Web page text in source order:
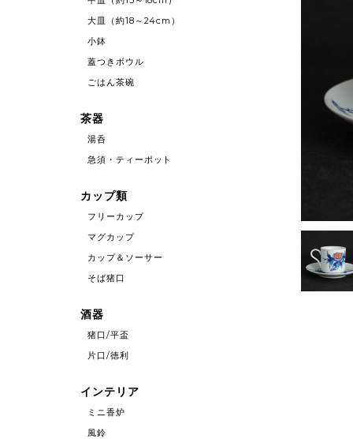
大皿（約18～24cm）
小鉢
蓋つきボウル
ごはん茶碗
茶器
湯呑
急須・ティーポット
カップ類
フリーカップ
マグカップ
カップ＆ソーサー
そば猪口
酒器
猪口/平盃
片口/徳利
インテリア
ミニ香炉
風鈴